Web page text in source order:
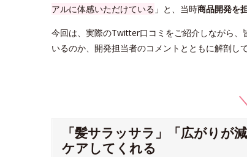
アルに体感いただけている 」と、当時商品開発を
今回は、実際のTwitter口コミをご紹介しながら
いるのか、開発担当者のコメントとともに解剖し
「髪サラッサラ」「広がりが
ケアしてくれる